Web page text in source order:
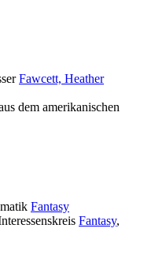
Fawcett, Heather
dem amerikanischen
Fantasy
Fantasy,